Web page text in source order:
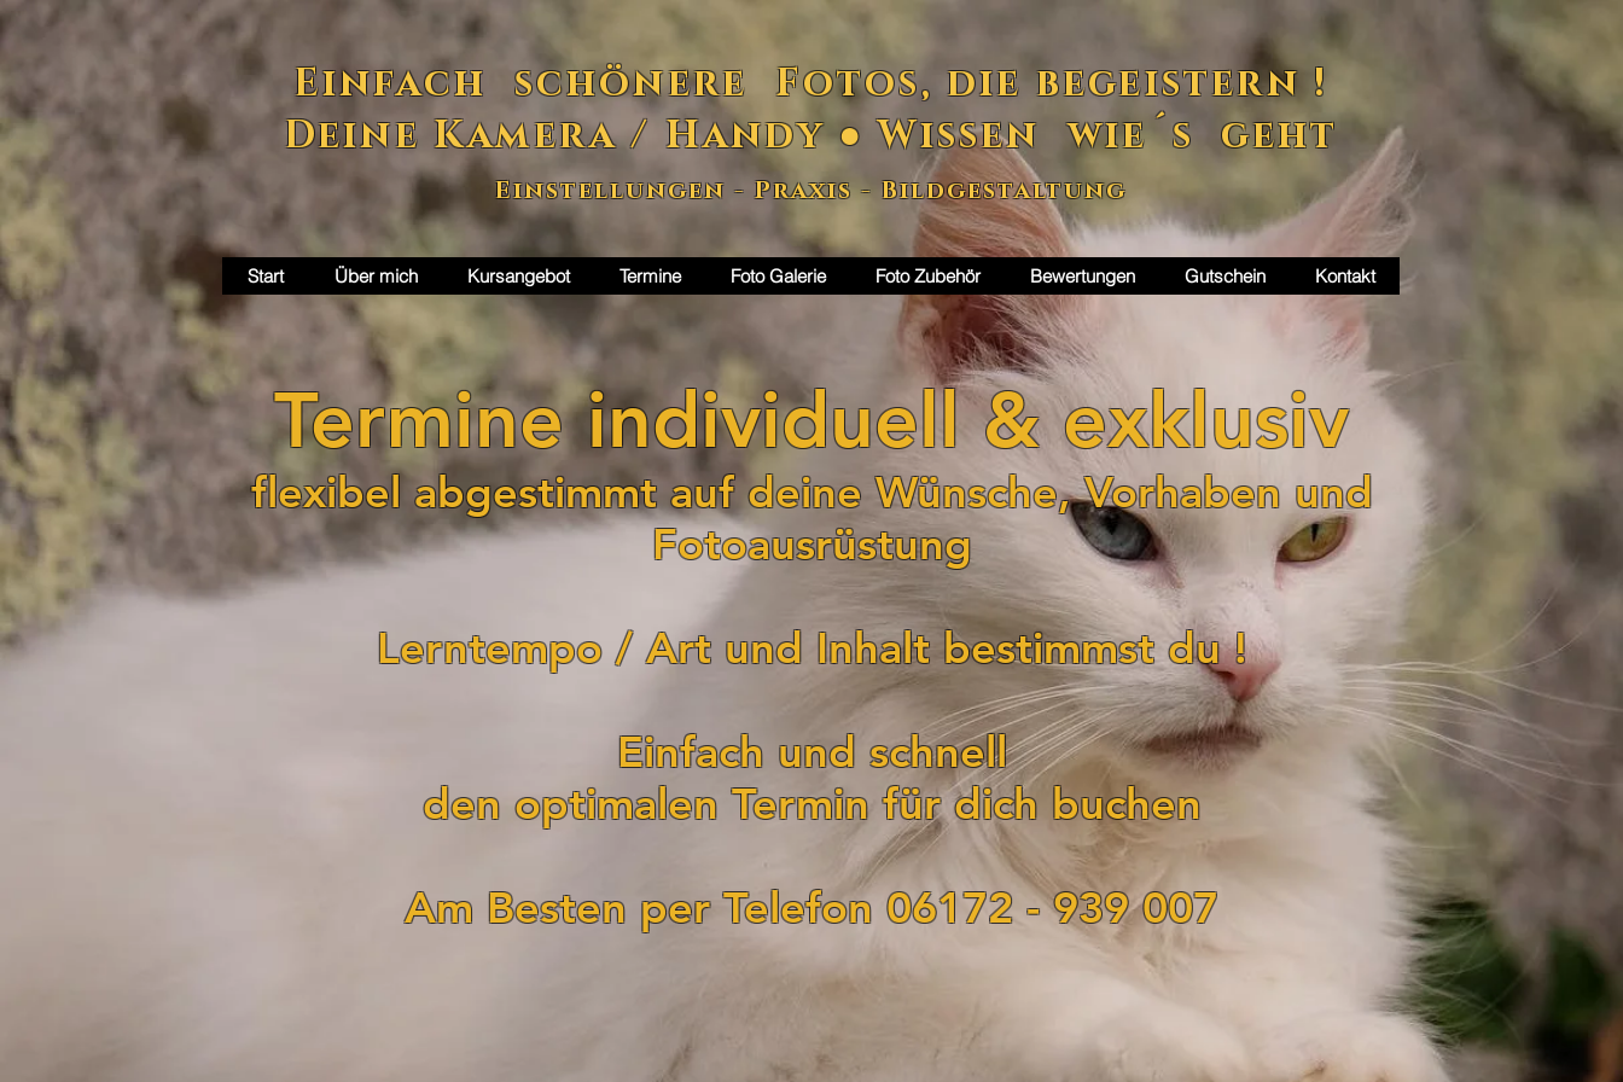
Einfach schönere Fotos, die begeistern !
Deine Kamera / Handy ● Wissen wie´s geht
Einstellungen - Praxis - Bildgestaltung
Start Über mich Kursangebot Termine Foto Galerie Foto Zubehör Bewertungen Gutschein Kontakt
Termine individuell &exklusiv
flexibel abgestimmt auf deine Wünsche, Vorhaben und
Fotoausrüstung
Lerntempo / Art und Inhalt bestimmst du !
Einfach und schnell
den optimalen Termin für dich buchen
Am Besten per Telefon 06172 - 939 007